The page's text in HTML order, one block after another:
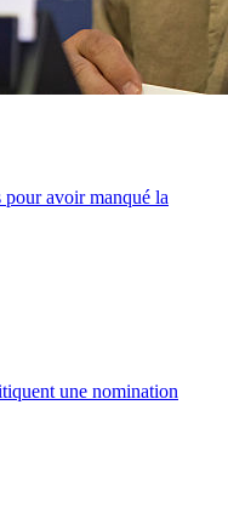
pour avoir manqué la
une nomination